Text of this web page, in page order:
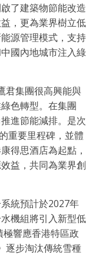
了建築物節能改造
，更為業界樹立低
源管理模式，支持
國內地城市注入綠
君集團很高興能與
色轉型。在集團
進節能減排。是次
重要里程碑，並體
得思酒店為起點，
益，共同為業界創
統預計於2027年
機組將引入新型低
響應香港特區政
逐步淘汰傳統雪種